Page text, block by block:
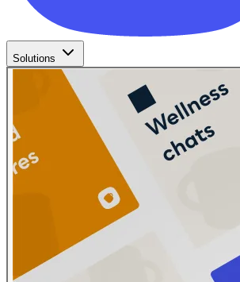
Solutions